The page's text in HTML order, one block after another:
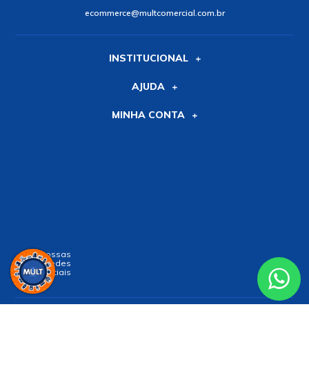
ecommerce@multcomercial.com.br
INSTITUCIONAL
AJUDA
MINHA CONTA
Siga nossas
Redes
Sociais